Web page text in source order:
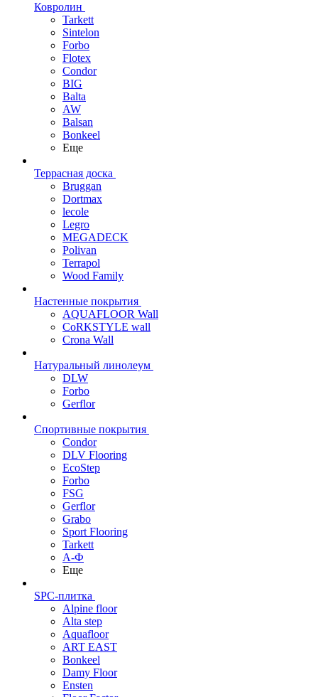
Ковролин
Tarkett
Sintelon
Forbo
Flotex
Condor
BIG
Balta
AW
Balsan
Bonkeel
Еще
Террасная доска
Bruggan
Dortmax
lecole
Legro
MEGADECK
Polivan
Terrapol
Wood Family
Настенные покрытия
AQUAFLOOR Wall
CoRKSTYLE wall
Crona Wall
Натуральный линолеум
DLW
Forbo
Gerflor
Спортивные покрытия
Condor
DLV Flooring
EcoStep
Forbo
FSG
Gerflor
Grabo
Sport Flooring
Tarkett
А-Ф
Еще
SPC-плитка
Alpine floor
Alta step
Aquafloor
ART EAST
Bonkeel
Damy Floor
Ensten